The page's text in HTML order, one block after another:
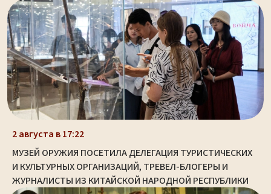
2 августа в 17:22
МУЗЕЙ ОРУЖИЯ ПОСЕТИЛА ДЕЛЕГАЦИЯ ТУРИСТИЧЕСКИХ
И КУЛЬТУРНЫХ ОРГАНИЗАЦИЙ, ТРЕВЕЛ-БЛОГЕРЫ И
ЖУРНАЛИСТЫ ИЗ КИТАЙСКОЙ НАРОДНОЙ РЕСПУБЛИКИ